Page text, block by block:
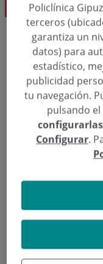
Medikuntza
Enrique
Eskatu
943 00 27
Policlínica
terceros
garantiza un
datos) para
estadístico,
publicidad
tu navegación.
pulsando
Configurar.